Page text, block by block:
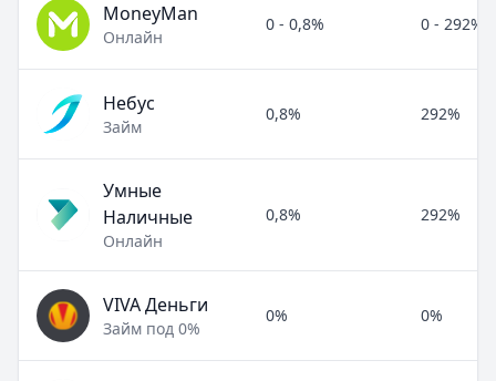
MoneyMan
Онлайн
0 - 0,8% 0 - 292%
Небус
Займ
0,8% 292%
Умные
Наличные
Онлайн
0,8% 292%
VIVA Деньги
Займ под 0%
0% 0%